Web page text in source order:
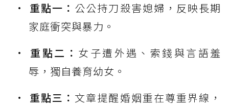
重點一： 公公持刀殺害媳婦，反映長期
家庭衝突與暴力。
重點二： 女子遭外遇、索錢與言語羞
辱，獨自養育幼女。
重點三： 文章提醒婚姻重在尊重界線，